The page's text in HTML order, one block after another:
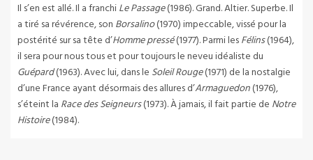
Il s’en est allé. Il a franchiLe Passage(1986). Grand. Altier. Superbe. Il
a tiré sa révérence, son Borsalino(1970) impeccable, vissé pour la
postérité sur sa tête d’Homme pressé(1977). Parmi lesFélins(1964),
il sera pour nous tous et pour toujours le neveu idéaliste du
Guépard(1963). Avec lui, dans le Soleil Rouge(1971) de la nostalgie
d’une France ayant désormais des allures d’Armaguedon(1976),
s’éteint la Race des Seigneurs(1973). À jamais, il fait partie de Notre
Histoire(1984).